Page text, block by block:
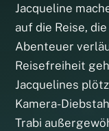
Jacqueline
auf die Reise,
Abenteuer
Reisefreiheit
Jacquelines
Kamera-
Trabi